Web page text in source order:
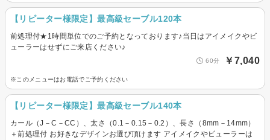
【リピーター様限定】最高級セーブル120本
前処理付★1時間単位でのご予約となっております♪当日はアイメイクやビ
ューラーはせずにご来店ください♪
60分 ￥7,040
※このメニューはお電話でご予約ください
【リピーター様限定】最高級セーブル140本
カール（J－C－CC）、太さ（0.1－0.15－0.2）、長さ（8mm－14mm）
＋前処理付 お好きなデザインお選び頂けます アイメイクやビューラーは